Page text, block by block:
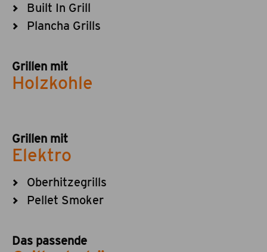
Built In Grill
Plancha Grills
Grillen mit
Holzkohle
Grillen mit
Elektro
Oberhitzegrills
Pellet Smoker
Das passende